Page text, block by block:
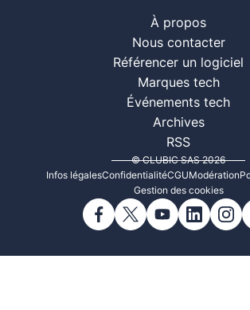
À propos
Nous contacter
Référencer un logiciel
Marques tech
Événements tech
Archives
RSS
© CLUBIC SAS 2026
Infos légalesConfidentialitéCGUModération
Gestion des cookies